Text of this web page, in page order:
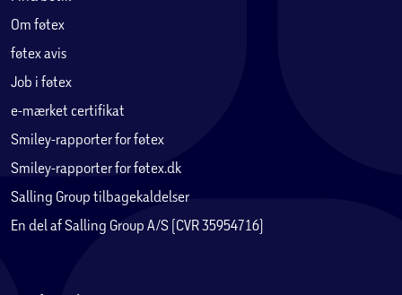
seneste innovation inden for total beskyttelse mod stød
fra flere dråber. EvoArmour er designet med 21 gange den
stødbeskyttelse og tilbyder uovertruffen holdbarhed med
4,9M multi-drop-stødbeskyttelse, hvilket sikrer, at din
enhed forbliver beskyttet, uanset hvor livet tager dig hen.
Den tonede bagside med et nyt ternet mønster giver et
stilfuldt touch, mens det forhøjede kamerakabinet med
hævede sider gør det muligt for din enhed at ligge i vater
og beskytter kameralinsen mod ridser og skader.
Om føtex
føtex avis
Job i føtex
e-mærket certifikat
Smiley-rapporter for føtex
Smiley-rapporter for føtex.dk
Salling Group tilbagekaldelser
En del af Salling Group A/S (CVR 35954716)